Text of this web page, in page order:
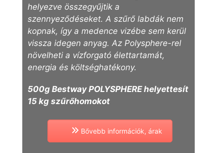
helyezve összegyűjtik a
szennyeződéseket. A szűrő labdák nem
kopnak, így a medence vizébe sem kerül
vissza idegen anyag. Az Polysphere-rel
növelheti a vízforgató élettartamát,
energia és költséghatékony.
500g Bestway POLYSPHERE helyettesít
15 kg szűrőhomokot
Bővebb információk, árak